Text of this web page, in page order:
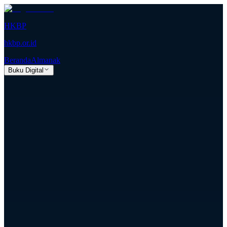
HKBP
hkbp.or.id
BerandaAlmanak
Buku Digital